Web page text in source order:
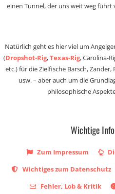
einen Tunnel, der uns weit weg
Natürlich geht es hier viel um
(Dropshot-Rig,Texas-Rig, Carolina-
etc.) für die Zielfische Barsch,
usw. – aber auch um die
philosophische
Wichtige
Zum Impressum
Wichtiges zum Datenschutz
Fehler, Lob & Kritik